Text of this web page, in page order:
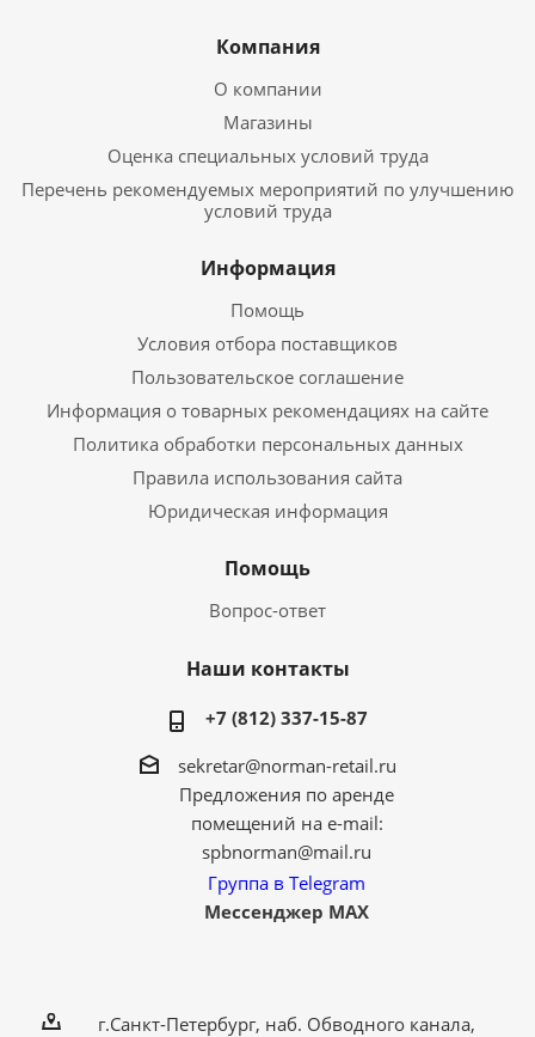
Компания
О компании
Магазины
Оценка специальных условий труда
Перечень рекомендуемых мероприятий по улучшению
условий труда
Информация
Помощь
Условия отбора поставщиков
Пользовательское соглашение
Информация о товарных рекомендациях на сайте
Политика обработки персональных данных
Правила использования сайта
Юридическая информация
Помощь
Вопрос-ответ
Наши контакты
+7 (812) 337-15-87
sekretar@norman-retail.ru
Предложения по аренде
помещений на e-mail:
spbnorman@mail.ru
Группа в Telegram
Мессенджер MAX
г.Санкт-Петербург, наб. Обводного канала,